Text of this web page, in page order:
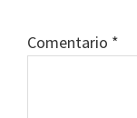
Comentario *